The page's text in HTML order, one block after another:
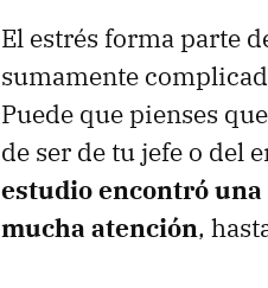
El estrés forma parte
sumamente
Puede que pienses
de ser de tu jefe o del
estudio encontró una
mucha atención,